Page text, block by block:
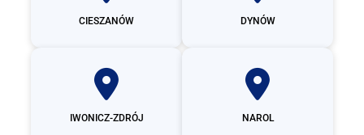
CIESZANÓW DYNÓW
IWONICZ-ZDRÓJ NAROL